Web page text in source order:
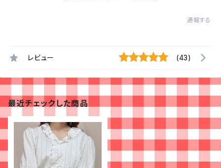
通報する
レビュー (43)
最近チェックした商品